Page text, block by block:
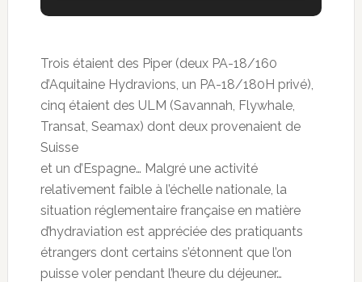
Trois étaient des Piper (deux PA-18/160
d’Aquitaine Hydravions, un PA-18/180H privé),
cinq étaient des ULM (Savannah, Flywhale,
Transat, Seamax) dont deux provenaient de
Suisse
et un d’Espagne… Malgré une activité
relativement faible à l’échelle nationale, la
situation réglementaire française en matière
d’hydraviation est appréciée des pratiquants
étrangers dont certains s’étonnent que l’on
puisse voler pendant l’heure du déjeuner…